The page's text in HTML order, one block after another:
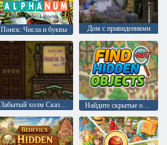
Поиск: Числа и буквы Дом с привидениями
Забытый холм Сказка: Оставленные позади Найдите скрытые объекты